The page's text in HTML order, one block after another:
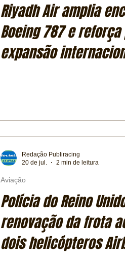
Riyadh Air amplia
Boeing 787 e
expansão
Polícia do Reino
renovação da frota
dois helicópteros
Aviação
Redação Publiracing
20 de jul.
2 min de leitura